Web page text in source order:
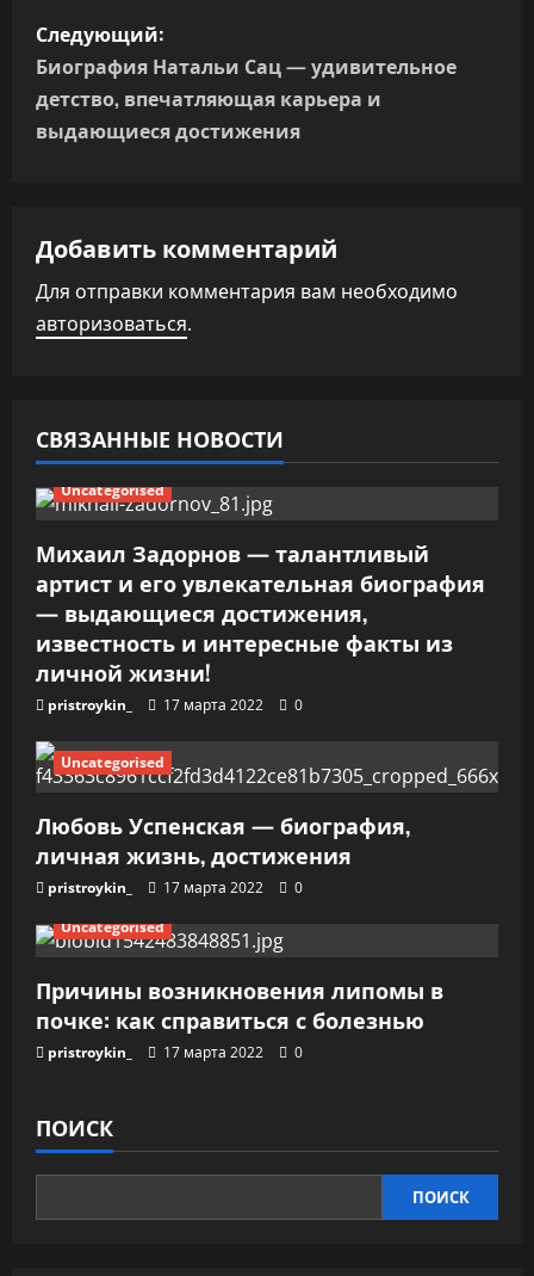
и
г
а
и
я
п
з
а
п
и
с
я
м
Следующий:
Биография Натальи Сац — удивительное
детство, впечатляющая карьера и
выдающиеся достижения
Добавить комментарий
Для отправки комментария вам необходимо
авторизоваться.
СВЯЗАННЫЕ НОВОСТИ
Uncategorised
Михаил Задорнов — талантливый
артист и его увлекательная биография
— выдающиеся достижения,
известность и интересные факты из
личной жизни!
pristroykin_ 17 марта 2022 0
Uncategorised
Любовь Успенская — биография,
личная жизнь, достижения
pristroykin_ 17 марта 2022
0
Uncategorised
Причины возникновения липомы в
почке: как справиться с болезнью
pristroykin_ 17 марта 2022 0
ПОИСК
ПОИСК